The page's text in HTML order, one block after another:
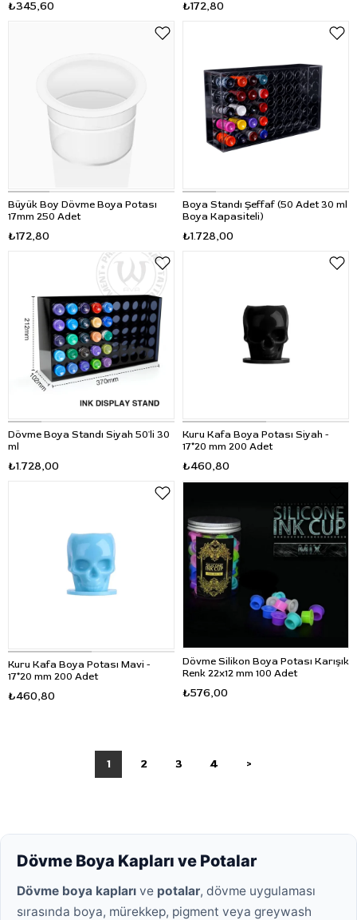
₺345,60 ₺172,80
Büyük Boy Dövme Boya Potası
17mm 250 Adet
₺172,80
Boya Standı Şeffaf (50 Adet 30 ml
Boya Kapasiteli)
₺1.728,00
Dövme Boya Standı Siyah 50'li 30
ml
₺1.728,00
Kuru Kafa Boya Potası Siyah -
17*20 mm 200 Adet
₺460,80
Kuru Kafa Boya Potası Mavi -
17*20 mm 200 Adet
₺460,80
Dövme Silikon Boya Potası Karışık
Renk 22x12 mm 100 Adet
₺576,00
1 2 3 4 >
Dövme Boya Kapları ve Potalar
Dövme boya kapları ve potalar, dövme uygulaması
sırasında boya, mürekkep, pigment veya greywash